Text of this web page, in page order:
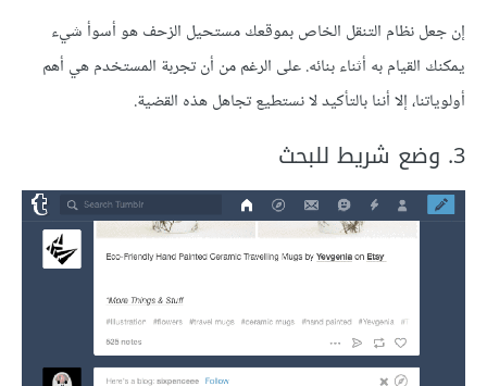
إن جعل نظام التنقل الخاص بموقعك مستحيل الزحف هو أسوأ شيء
يمكنك القيام به أثناء بنائه. على الرغم من أن تجربة المستخدم هي أهم
أولوياتنا، إلا أننا بالتأكيد لا نستطيع تجاهل هذه القضية.
3. وضع شريط للبحث